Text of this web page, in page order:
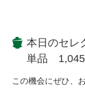
本日のセ
単品 1,045
この機会にぜひ、